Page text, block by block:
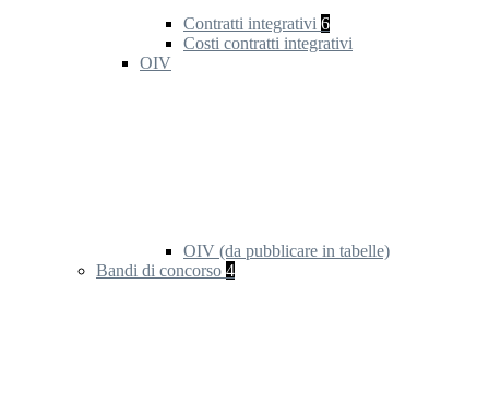
Contratti integrativi 6
Costi contratti integrativi
OIV
OIV (da pubblicare in tabelle)
Bandi di concorso 4